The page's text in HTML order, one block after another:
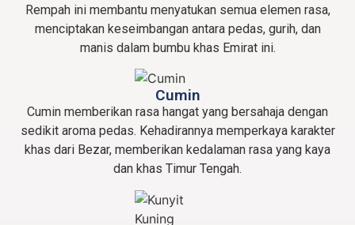
Rempah ini membantu menyatukan semua elemen rasa,
menciptakan keseimbangan antara pedas, gurih, dan
manis dalam bumbu khas Emirat ini.
Cumin
Cumin memberikan rasa hangat yang bersahaja dengan
sedikit aroma pedas. Kehadirannya memperkaya karakter
khas dari Bezar, memberikan kedalaman rasa yang kaya
dan khas Timur Tengah.